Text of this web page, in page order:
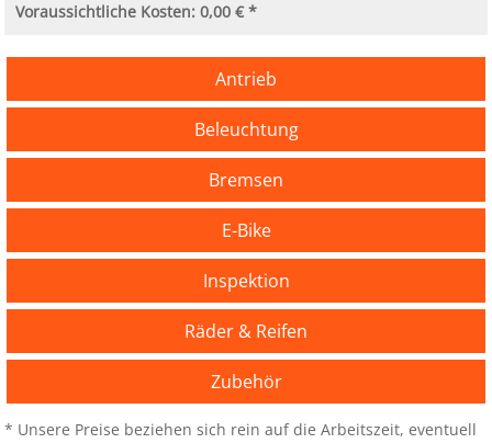
Voraussichtliche Kosten: 0,00 € *
Antrieb
Beleuchtung
Bremsen
E-Bike
Inspektion
Räder & Reifen
Zubehör
* Unsere Preise beziehen sich rein auf die Arbeitszeit, eventuell